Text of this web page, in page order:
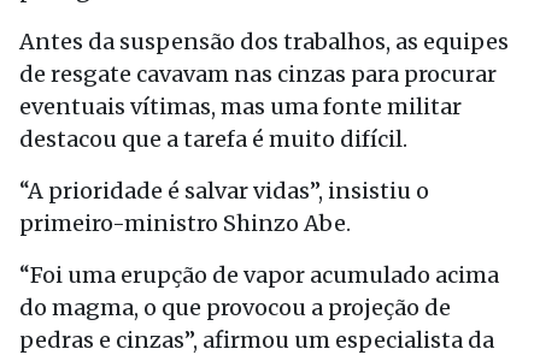
Antes da suspensão dos trabalhos, as equipes
de resgate cavavam nas cinzas para procurar
eventuais vítimas, mas uma fonte militar
destacou que a tarefa é muito difícil.
“A prioridade é salvar vidas”, insistiu o
primeiro-ministro Shinzo Abe.
“Foi uma erupção de vapor acumulado acima
do magma, o que provocou a projeção de
pedras e cinzas”, afirmou um especialista da